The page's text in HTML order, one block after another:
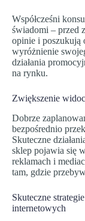
Współcześni
świadomi – przed
opinie i poszukują
wyróżnienie
działania
na rynku.
Zwiększenie
Dobrze
bezpośrednio
Skuteczne
sklep pojawia się
reklamach i
tam, gdzie
Skuteczne
internetowych